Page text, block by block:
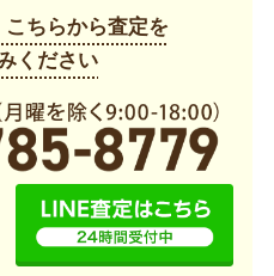
ちらから査定を
ください